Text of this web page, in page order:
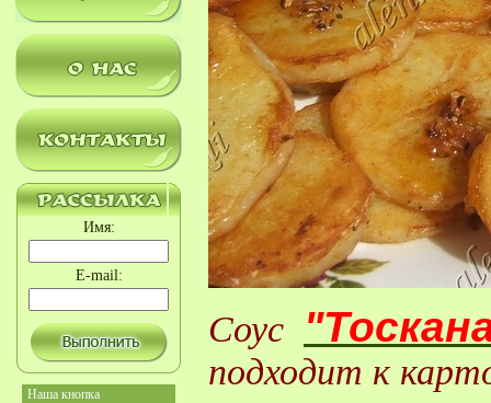
Имя:
E-mail:
Наша кнопка
Соус
подходит к